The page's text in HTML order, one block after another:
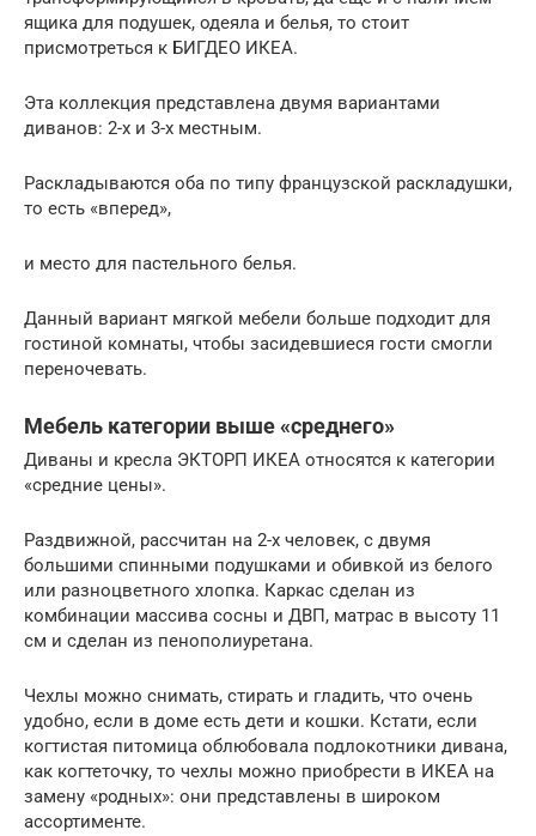
ящика для подушек, одеяла и белья, то стоит
присмотреться к БИГДЕО ИКЕА.
Эта коллекция представлена двумя вариантами
диванов: 2-х и 3-х местным.
Раскладываются оба по типу французской раскладушки,
то есть «вперед»,
и место для пастельного белья.
Данный вариант мягкой мебели больше подходит для
гостиной комнаты, чтобы засидевшиеся гости смогли
переночевать.
Мебель категории выше «среднего»
Диваны и кресла ЭКТОРП ИКЕА относятся к категории
«средние цены».
Раздвижной, рассчитан на 2-х человек, с двумя
большими спинными подушками и обивкой из белого
или разноцветного хлопка. Каркас сделан из
комбинации массива сосны и ДВП, матрас в высоту 11
см и сделан из пенополиуретана.
Чехлы можно снимать, стирать и гладить, что очень
удобно, если в доме есть дети и кошки. Кстати, если
когтистая питомица облюбовала подлокотники дивана,
как когтеточку, то чехлы можно приобрести в ИКЕА на
замену «родных»: они представлены в широком
ассортименте.